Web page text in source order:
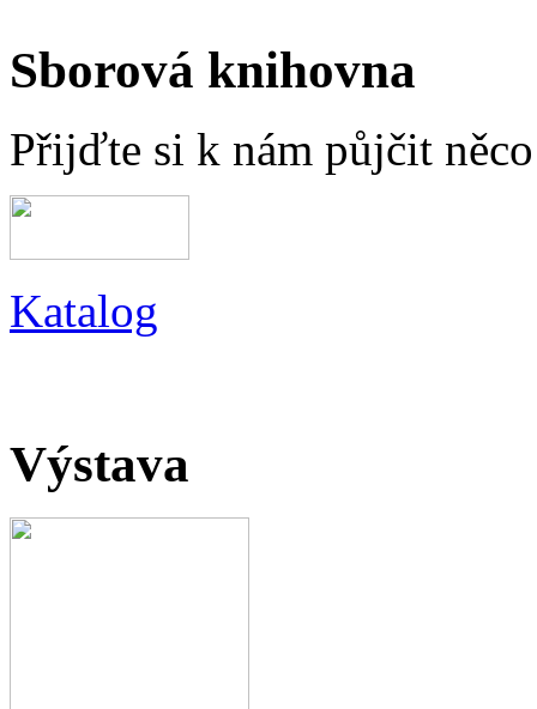
Sborová knihovna
Přijďte si k nám půjčit
Katalog
Výstava